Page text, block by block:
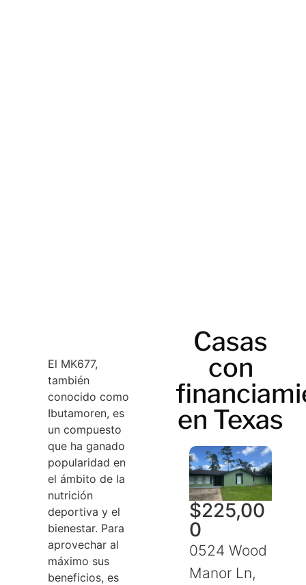
El MK677,
también
conocido como
Ibutamoren, es
un compuesto
que ha ganado
popularidad en
el ámbito de la
nutrición
deportiva y el
bienestar. Para
aprovechar al
máximo sus
beneficios, es
Casas
con
en Texas
$225,00
0
0524 Wood
Manor Ln,